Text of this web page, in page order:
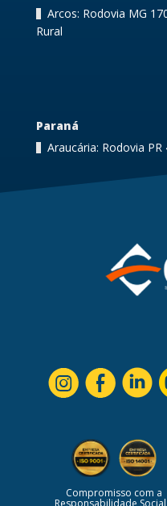
Arcos: Rodovia MG
Rural
Paraná
Araucária: Rodovia
Compromisso com a